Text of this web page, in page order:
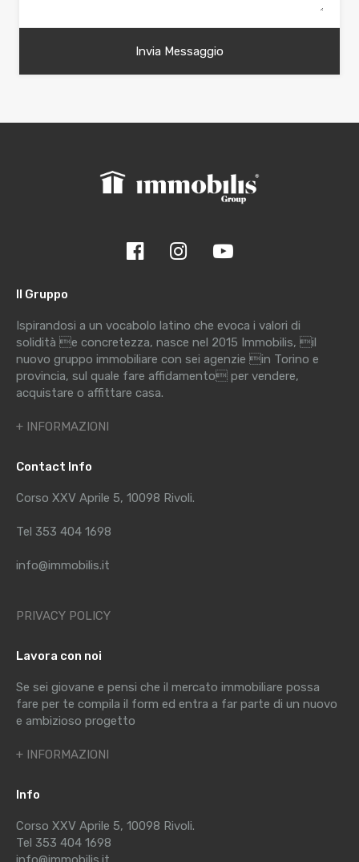
Il Gruppo
Ispirandosi a un vocabolo latino che evoca i valori di
solidità e concretezza, nasce nel 2015 Immobilis, il
nuovo gruppo immobiliare con sei agenzie in Torino e
provincia, sul quale fare affidamento per vendere,
acquistare o affittare casa.
+ INFORMAZIONI
Contact Info
Corso XXV Aprile 5, 10098 Rivoli.
Tel 353 404 1698
info@immobilis.it
PRIVACY POLICY
Lavora con noi
Se sei giovane e pensi che il mercato immobiliare possa
fare per te compila il form ed entra a far parte di un nuovo
e ambizioso progetto
+ INFORMAZIONI
Info
Corso XXV Aprile 5, 10098 Rivoli.
Tel 353 404 1698